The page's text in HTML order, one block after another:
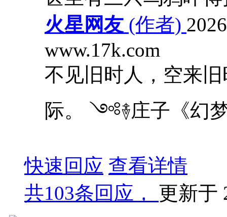
火星网友 (作者)
www.17k.com
不见旧时人，空来
际。 ༺࿈庄子《幻
快速回应 查看详情
共103条回应， 更新于